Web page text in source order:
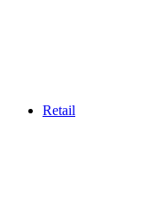
Retail